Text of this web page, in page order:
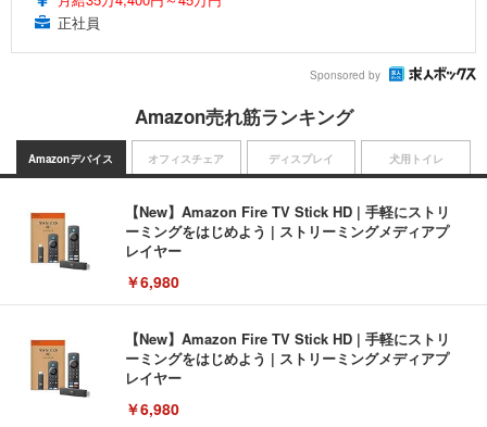
正社員
Sponsored by
Amazon売れ筋ランキング
Amazonデバイス
【New】Amazon Fire TV Stick HD | 手軽にストリ
ーミングをはじめよう | ストリーミングメディアプ
レイヤー
￥6,980
【New】Amazon Fire TV Stick HD | 手軽にストリ
ーミングをはじめよう | ストリーミングメディアプ
レイヤー
￥6,980
オフィスチェア ディスプレイ 犬用トイレ